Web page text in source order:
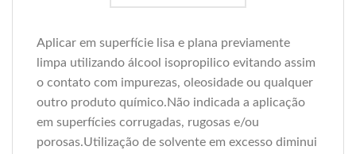
Aplicar em superfície lisa e plana previamente
limpa utilizando álcool isopropilico evitando assim
o contato com impurezas, oleosidade ou qualquer
outro produto químico.Não indicada a aplicação
em superfícies corrugadas, rugosas e/ou
porosas.Utilização de solvente em excesso diminui